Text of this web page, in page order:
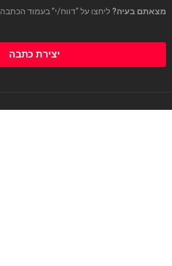
מצאתם בעיה? ליחצו על “דווח/י” בעמוד הכתבה
יצירת כתבה